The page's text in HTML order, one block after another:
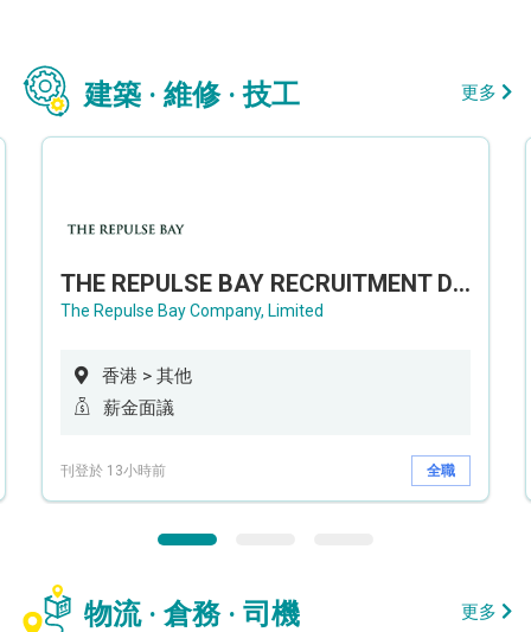
建築 · 維修 · 技工 更多
THE REPULSE BAY RECRUITMENT DAY 淺水灣影灣園人才招聘會
The Repulse Bay Company, Limited
香港 > 其他
薪金面議
刊登於 13小時前 全職
物流 · 倉務 · 司機 更多